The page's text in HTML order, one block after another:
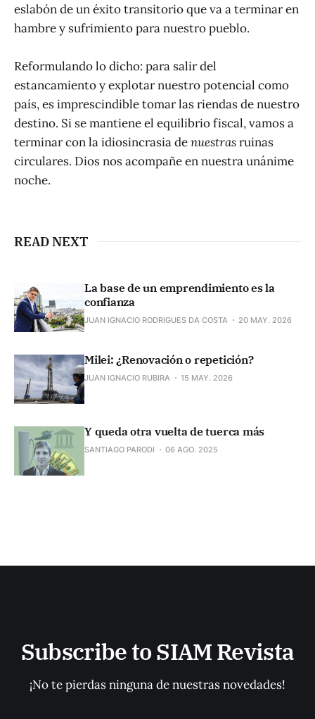
eslabón de un éxito transitorio que va a terminar en
hambre y sufrimiento para nuestro pueblo.
Reformulando lo dicho: para salir del
estancamiento y explotar nuestro potencial como
país, es imprescindible tomar las riendas de nuestro
destino. Si se mantiene el equilibrio fiscal, vamos a
terminar con la idiosincrasia denuestrasruinas
circulares. Dios nos acompañe en nuestra unánime
noche.
READ NEXT
La base de un emprendimiento es la
confianza
JUAN IGNACIO RODRIGUES DA COSTA 20 MAY. 2026
Milei: ¿Renovación o repetición?
JUAN IGNACIO RUBIRA 15 MAY. 2026
Y queda otra vuelta de tuerca más
SANTIAGO PARODI 06 AGO. 2025
Subscribe to SIAM Revista
¡No te pierdas ninguna de nuestras novedades!